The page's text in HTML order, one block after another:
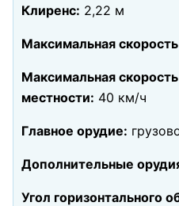
Клиренс: 2,22 м
Максимальная
Максимальная
местности: 40 км/ч
Главное орудие:
Дополнительные
Угол горизонтального